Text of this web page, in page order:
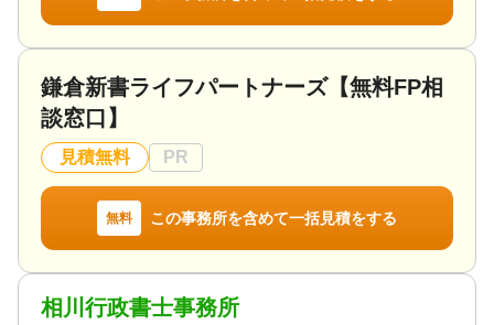
探してまいります。
◆ 最後に
方にとって不安がつきものです。だからこそ私たち
は、“身近な相談相手”として寄り添い、税務のことだ
がら、未来につながる安心と信頼をお届けします。
どうぞお気軽にご相談ください。
山梨県・東京都・神奈川県・埼玉県・千葉県 オンラ
インの場合は全国
鎌倉新書ライフパートナーズ【無料FP相
談窓口】
見積無料 PR
無料 この事務所を含めて一括見積をする
相川行政書士事務所